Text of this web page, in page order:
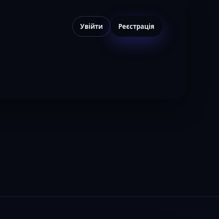
Увійти Реєстрація